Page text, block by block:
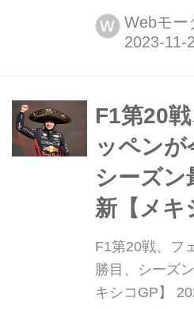
ナイトレース
ラスベガスの
ーリのシャル
はレッドブル
った。ア...
W Webモー
F1第20
ッペンが
シーズン
新【メキ
F1第20戦、フ
勝目、シーズ
キシコGP】